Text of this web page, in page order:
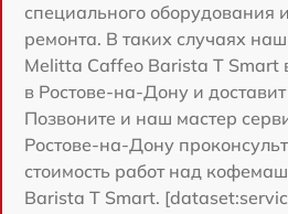
специального оборудования
ремонта. В таких случаях
Melitta Caffeo Barista T Smart
в Ростове-на-Дону и
Позвоните и наш мастер
Ростове-на-Дону
стоимость работ над
Barista T Smart.